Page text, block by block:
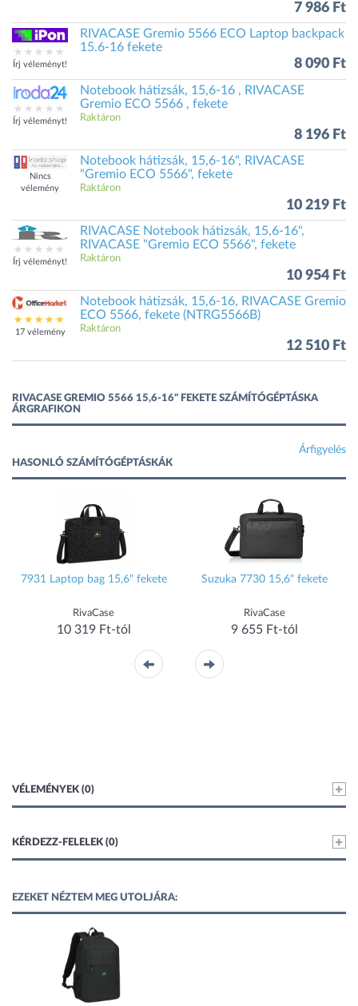
7 986 Ft
Írj véleményt!
RIVACASE Gremio 5566 ECO Laptop backpack
15.6-16 fekete
8 090 Ft
Írj véleményt!
Notebook hátizsák, 15,6-16 , RIVACASE
Gremio ECO 5566 , fekete
Raktáron
8 196 Ft
Nincs
vélemény
Notebook hátizsák, 15,6-16", RIVACASE
"Gremio ECO 5566", fekete
Raktáron
10 219 Ft
Írj véleményt!
RIVACASE Notebook hátizsák, 15,6-16",
RIVACASE "Gremio ECO 5566", fekete
Raktáron
10 954 Ft
17 vélemény
Notebook hátizsák, 15,6-16, RIVACASE Gremio
ECO 5566, fekete (NTRG5566B)
Raktáron
12 510 Ft
RIVACASE GREMIO 5566 15,6-16" FEKETE SZÁMÍTÓGÉPTÁSKA
ÁRGRAFIKON
Árfigyelés
HASONLÓ SZÁMÍTÓGÉPTÁSKÁK
7931 Laptop bag 15,6" fekete
RivaCase
10 319 Ft-tól
Suzuka 7730 15,6" fekete
RivaCase
9 655 Ft-tól
VÉLEMÉNYEK (0)
KÉRDEZZ-FELELEK (0)
EZEKET NÉZTEM MEG UTOLJÁRA: